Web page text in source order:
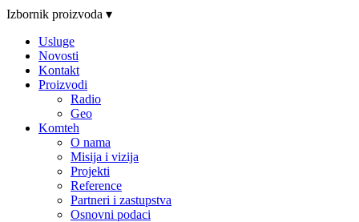
Izbornik proizvoda ▾
Usluge
Novosti
Kontakt
Proizvodi
Radio
Geo
Komteh
O nama
Misija i vizija
Projekti
Reference
Partneri i zastupstva
Osnovni podaci